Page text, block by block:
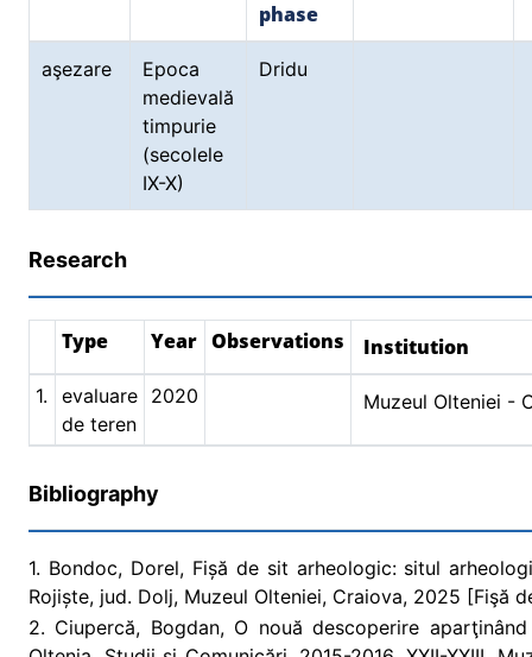
phase
aşezare
Epoca
medievală
timpurie
(secolele
IX-X)
Dridu
Research
Type Year Observations Institution
1.
evaluare
de teren
2020 Muzeul Olteniei -
Bibliography
1. Bondoc, Dorel, Fișă de sit arheologic: situl
Rojiște, jud. Dolj, Muzeul Olteniei, Craiova, 2025 [Fişă
2. Ciupercă, Bogdan, O nouă descoperire